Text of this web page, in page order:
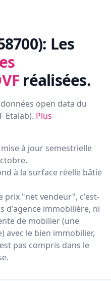
Les
réalisées.
open data du
Etalab). Plus
mise à jour semestrielle
à la surface réelle bâtie
prix "net vendeur", c'est-
d'agence immobilière, ni
de mobilier (une
avec le bien immobilier,
pas compris dans le